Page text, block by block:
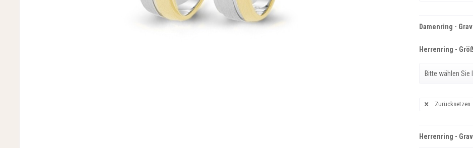
Damenring -
Herrenring -
Zurücksetzen
Herrenring -